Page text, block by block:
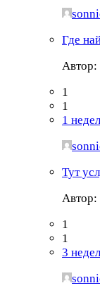
Где
Автор:
1
1
1
Тут
Автор:
1
1
3